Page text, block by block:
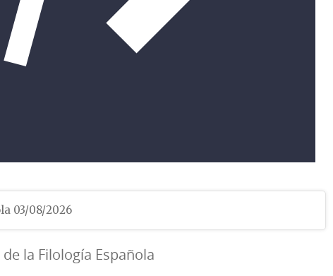
03/08/2026
la Filología Española